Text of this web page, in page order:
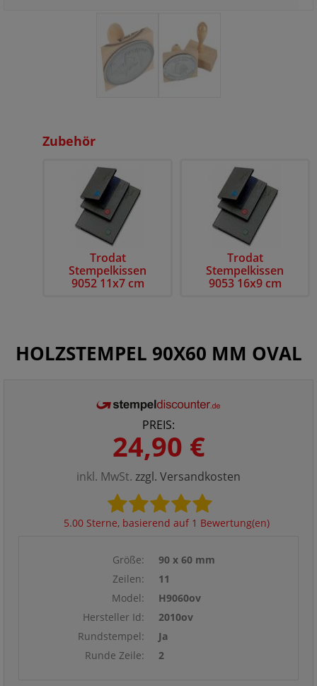
Zubehör
Trodat
Stempelkissen
9052 11x7 cm
Trodat
Stempelkissen
9053 16x9 cm
HOLZSTEMPEL 90X60 MM OVAL
PREIS:
24,90 €
inkl. MwSt. zzgl. Versandkosten
5.00 Sterne, basierend auf 1 Bewertung(en)
Größe:
90 x 60 mm
Zeilen:
11
Model:
H9060ov
Hersteller Id:
2010ov
Rundstempel:
Ja
Runde Zeile:
2